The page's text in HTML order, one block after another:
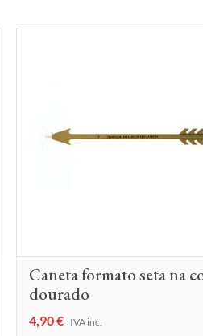
Caneta formato seta na
dourado
4,90€ IVA inc.